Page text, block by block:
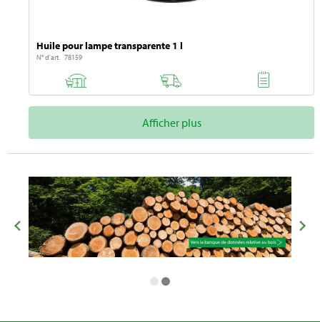
Huile pour lampe transparente 1 l
N° d'art. 78159
Afficher plus